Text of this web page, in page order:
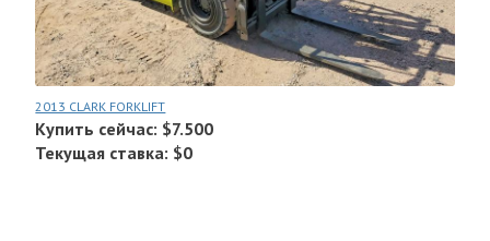
2013 CLARK FORKLIFT
Купить сейчас: $7.500
Текущая ставка: $0